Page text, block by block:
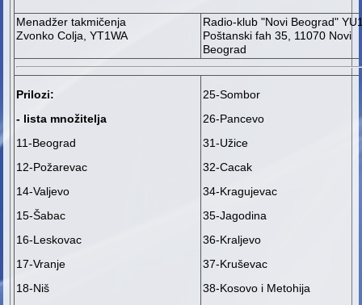
Menadžer takmičenja
Zvonko Colja, YT1WA
Radio-klub "Novi Beograd"
Poštanski fah 35, 11070 Novi
Beograd
Prilozi:
- lista množitelja
11-Beograd
12-Požarevac
14-Valjevo
15-Šabac
16-Leskovac
17-Vranje
18-Niš
25-Sombor
26-Pancevo
31-Užice
32-Cacak
34-Kragujevac
35-Jagodina
36-Kraljevo
37-Kruševac
38-Kosovo i Metohija